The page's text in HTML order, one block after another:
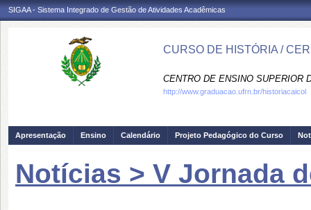
SIGAA - Sistema Integrado de Gestão de Atividades Acadêmicas
CURSO DE HISTÓRIA /
CENTRO DE ENSINO SUPERIOR
http://www.graduacao.ufrn.br/historiacaicol
Apresentação Ensino Calendário Projeto Pedagógico do Curso
Notícias > V Jornada